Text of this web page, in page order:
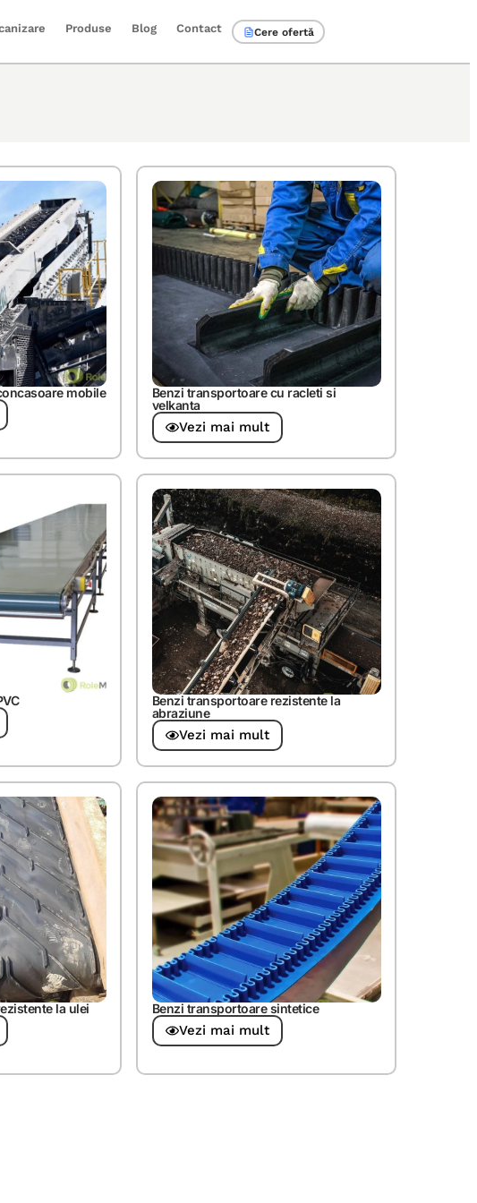
Produse Blog Contact Cere ofertă
mobile
Benzi transportoare cu racleti si
velkanta
Vezi mai mult
Benzi transportoare rezistente la
abraziune
Vezi mai mult
la ulei Benzi transportoare sintetice
Vezi mai mult